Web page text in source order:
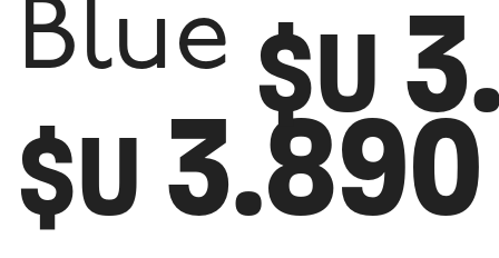
Blue
$U 3.890
$U